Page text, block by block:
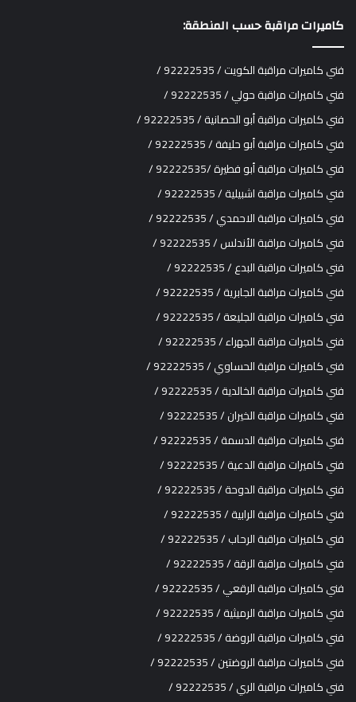
كاميرات مراقبة حسب المنطقة:
فني كاميرات مراقبة الكويت / 92222535 /
فني كاميرات مراقبة حولي / 92222535 /
فني كاميرات مراقبة أبو الحصانية / 92222535 /
فني كاميرات مراقبة أبو حليفة / 92222535 /
فني كاميرات مراقبة أبو فطيرة /92222535 /
فني كاميرات مراقبة اشبيلية / 92222535 /
فني كاميرات مراقبة الاحمدي / 92222535 /
فني كاميرات مراقبة الأندلس / 92222535 /
فني كاميرات مراقبة البدع / 92222535 /
فني كاميرات مراقبة الجابرية / 92222535 /
فني كاميرات مراقبة الجليعة / 92222535 /
فني كاميرات مراقبة الجهراء / 92222535 /
فني كاميرات مراقبة الحساوي / 92222535 /
فني كاميرات مراقبة الخالدية / 92222535 /
فني كاميرات مراقبة الخيران / 92222535 /
فني كاميرات مراقبة الدسمة / 92222535 /
فني كاميرات مراقبة الدعية / 92222535 /
فني كاميرات مراقبة الدوحة / 92222535 /
فني كاميرات مراقبة الرابية / 92222535 /
فني كاميرات مراقبة الرحاب / 92222535 /
فني كاميرات مراقبة الرقة / 92222535 /
فني كاميرات مراقبة الرقعي / 92222535 /
فني كاميرات مراقبة الرميثية / 92222535 /
فني كاميرات مراقبة الروضة / 92222535 /
فني كاميرات مراقبة الروضتين / 92222535 /
فني كاميرات مراقبة الري / 92222535 /